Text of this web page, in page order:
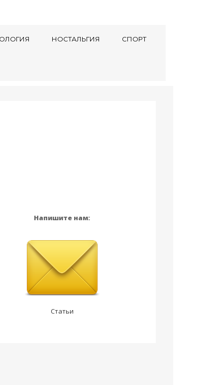
НОСТАЛЬГИЯ СПОРТ
Напишите нам:
Статьи